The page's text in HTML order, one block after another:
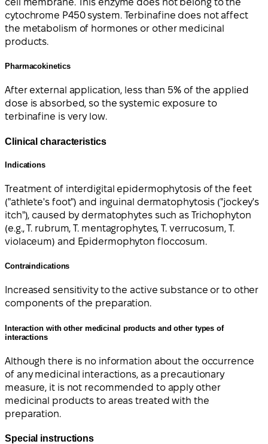
cell membrane. This enzyme does not belong to the
cytochrome P450 system. Terbinafine does not affect
the metabolism of hormones or other medicinal
products.
Pharmacokinetics
After external application, less than 5% of the applied
dose is absorbed, so the systemic exposure to
terbinafine is very low.
Clinical characteristics
Indications
Treatment of interdigital epidermophytosis of the feet
("athlete's foot") and inguinal dermatophytosis ("jockey's
itch"), caused by dermatophytes such as Trichophyton
(e.g., T. rubrum, T. mentagrophytes, T. verrucosum, T.
violaceum) and Epidermophyton floccosum.
Contraindications
Increased sensitivity to the active substance or to other
components of the preparation.
Interaction with other medicinal products and other types of
interactions
Although there is no information about the occurrence
of any medicinal interactions, as a precautionary
measure, it is not recommended to apply other
medicinal products to areas treated with the
preparation.
Special instructions